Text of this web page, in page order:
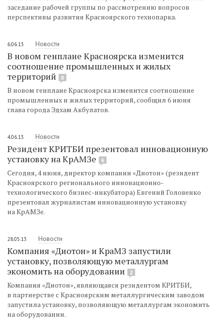
заседание рабочей группы по рассмотрению вопросов
перспективы развития Красноярского технопарка.
6.06.13 Новости
В новом генплане Красноярска изменится
соотношение промышленных и жилых
территорий
8
В новом генплане Красноярска изменится соотношение
промышленных и жилых территорий, сообщил 6 июня
глава города Эдхам Акбулатов.
4.06.13 Новости
Резидент КРИТБИ презентовал инновационную
установку на КрАМЗе
6
Сегодня, 4 июня, директор компании «Диотон» (резидент
Красноярского регионального инновационно-
технологического бизнес-инкубатора) Евгений Головенко
презентовал журналистам инновационную установку
на КрАМЗе.
28.05.13 Новости
Компания «Диотон» и КраМЗ запустили
установку, позволяющую металлургам
экономить на оборудовании
2
Компания «Диотон», являющаяся резидентом КРИТБИ,
в партнерстве с Красноярским металлургическим заводом
запустила установку, позволяющую металлургам экономить
на оборудовании.